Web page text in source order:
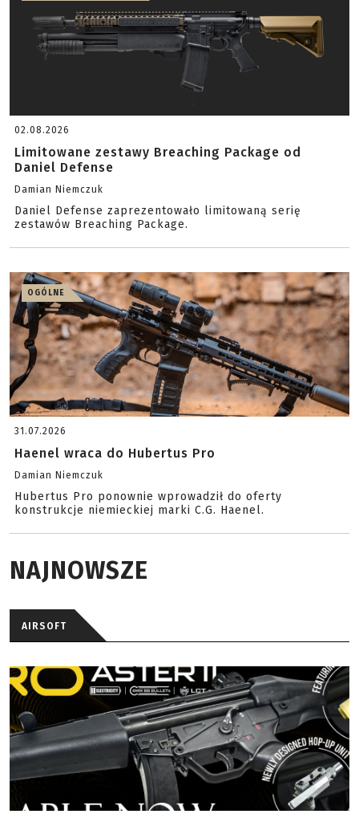
02.08.2026
Limitowane zestawy Breaching Package od
Daniel Defense
Damian Niemczuk
Daniel Defense zaprezentowało limitowaną serię
zestawów Breaching Package.
OGÓLNE
31.07.2026
Haenel wraca do Hubertus Pro
Damian Niemczuk
Hubertus Pro ponownie wprowadził do oferty
konstrukcje niemieckiej marki C.G. Haenel.
NAJNOWSZE
AIRSOFT